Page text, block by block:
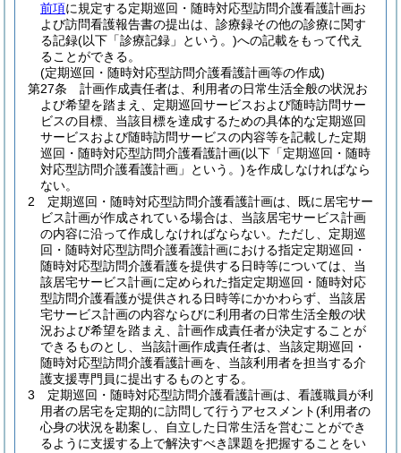
前項に規定する定期巡回・随時対応型訪問介護看護計画お
よび訪問看護報告書の提出は、診療録その他の診療に関す
る記録(以下「診療記録」という。)への記載をもって代え
ることができる。
(定期巡回・随時対応型訪問介護看護計画等の作成)
第27条
計画作成責任者は、利用者の日常生活全般の状況お
よび希望を踏まえ、定期巡回サービスおよび随時訪問サー
ビスの目標、当該目標を達成するための具体的な定期巡回
サービスおよび随時訪問サービスの内容等を記載した定期
巡回・随時対応型訪問介護看護計画(以下「定期巡回・随時
対応型訪問介護看護計画」という。)を作成しなければなら
ない。
2
定期巡回・随時対応型訪問介護看護計画は、既に居宅サー
ビス計画が作成されている場合は、当該居宅サービス計画
の内容に沿って作成しなければならない。 ただし、定期巡
回・随時対応型訪問介護看護計画における指定定期巡回・
随時対応型訪問介護看護を提供する日時等については、当
該居宅サービス計画に定められた指定定期巡回・随時対応
型訪問介護看護が提供される日時等にかかわらず、当該居
宅サービス計画の内容ならびに利用者の日常生活全般の状
況および希望を踏まえ、計画作成責任者が決定することが
できるものとし、当該計画作成責任者は、当該定期巡回・
随時対応型訪問介護看護計画を、当該利用者を担当する介
護支援専門員に提出するものとする。
3
定期巡回・随時対応型訪問介護看護計画は、看護職員が利
用者の居宅を定期的に訪問して行うアセスメント(利用者の
心身の状況を勘案し、自立した日常生活を営むことができ
るように支援する上で解決すべき課題を把握することをい